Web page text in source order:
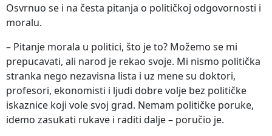
Osvrnuo se i na česta pitanja o političkoj odgovornosti i
moralu.
– Pitanje morala u politici, što je to? Možemo se mi
prepucavati, ali narod je rekao svoje. Mi nismo politička
stranka nego nezavisna lista i uz mene su doktori,
profesori, ekonomisti i ljudi dobre volje bez političke
iskaznice koji vole svoj grad. Nemam političke poruke,
idemo zasukati rukave i raditi dalje – poručio je.